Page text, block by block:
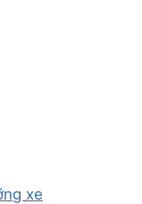
xe